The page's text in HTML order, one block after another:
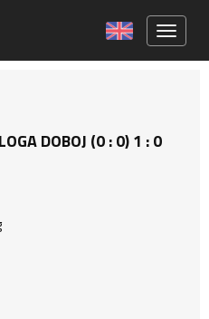
DOBOJ (0 : 0) 1 : 0